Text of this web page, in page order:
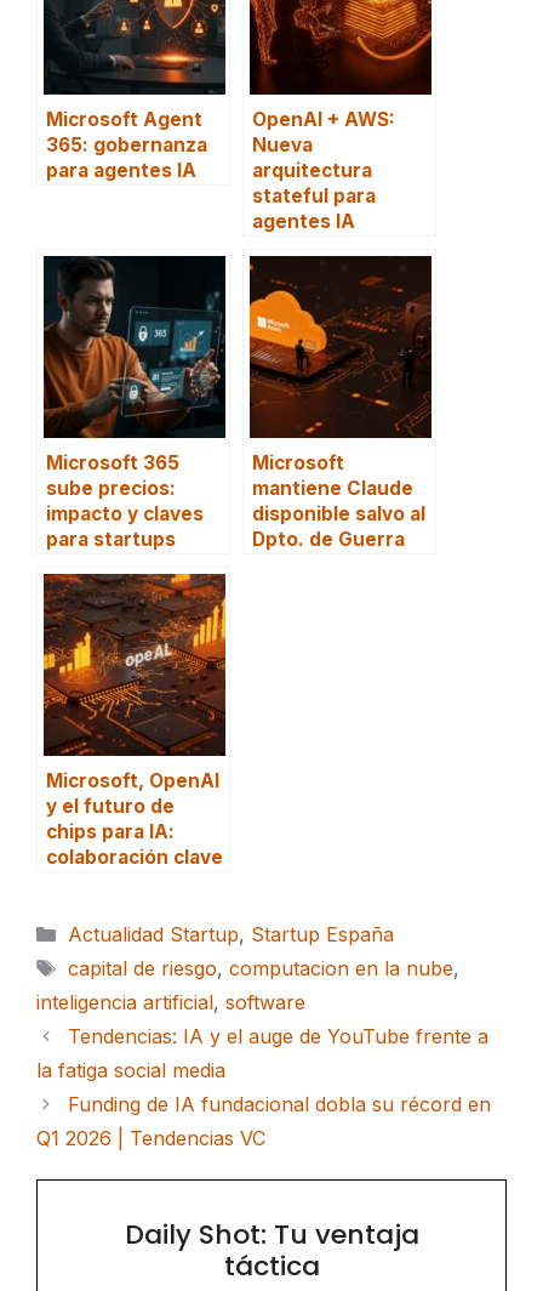
Microsoft Agent
365: gobernanza
para agentes IA
OpenAI + AWS:
Nueva
arquitectura
stateful para
agentes IA
Microsoft 365
sube precios:
impacto y claves
para startups
Microsoft
mantiene Claude
disponible salvo al
Dpto. de Guerra
Microsoft, OpenAI
y el futuro de
chips para IA:
colaboración clave
Categorías
Actualidad Startup, Startup España
Etiquetas
capital de riesgo, computacion en la nube,
inteligencia artificial, software
Tendencias: IA y el auge de YouTube frente a
la fatiga social media
Funding de IA fundacional dobla su récord en
Q1 2026 | Tendencias VC
Daily Shot: Tu ventaja
táctica